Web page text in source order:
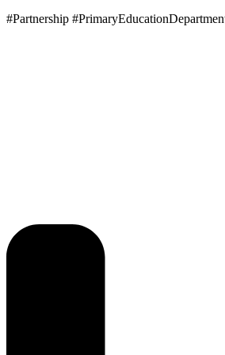
#Partnership